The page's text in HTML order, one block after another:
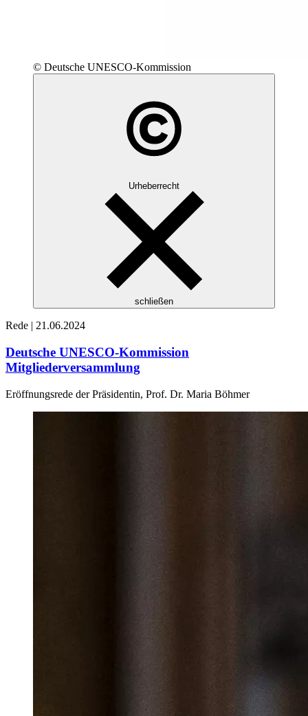
© Deutsche UNESCO-Kommission
Urheberrecht
schließen
Rede | 21.06.2024
Deutsche UNESCO-Kommission
Mitgliederversammlung
Eröffnungsrede der Präsidentin, Prof. Dr. Maria Böhmer